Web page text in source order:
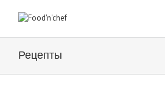
Рецепты